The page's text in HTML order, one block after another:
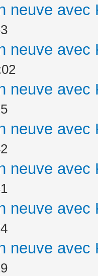
neuve avec
neuve avec
neuve avec
neuve avec
neuve avec
neuve avec
neuve avec